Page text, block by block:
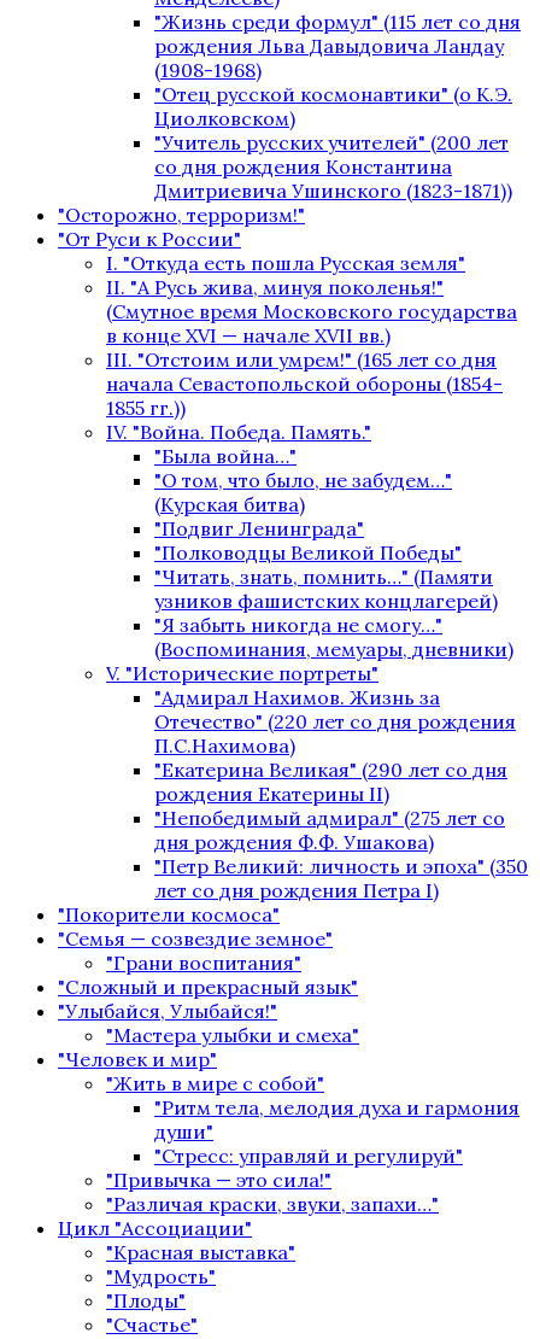
"Жизнь среди формул" (115 лет со дня
рождения Льва Давыдовича Ландау
(1908-1968)
"Отец русской космонавтики" (о К.Э.
Циолковском)
"Учитель русских учителей" (200 лет
со дня рождения Константина
Дмитриевича Ушинского (1823-1871))
"Осторожно, терроризм!"
"От Руси к России"
I. "Откуда есть пошла Русская земля"
II. "А Русь жива, минуя поколенья!"
(Смутное время Московского государства
в конце XVI — начале XVII вв.)
III. "Отстоим или умрем!" (165 лет со дня
начала Севастопольской обороны (1854-
1855 гг.))
IV. "Война. Победа. Память."
"Была война…"
"О том, что было, не забудем…"
(Курская битва)
"Подвиг Ленинграда"
"Полководцы Великой Победы"
"Читать, знать, помнить…" (Памяти
узников фашистских концлагерей)
"Я забыть никогда не смогу…"
(Воспоминания, мемуары, дневники)
V. "Исторические портреты"
"Адмирал Нахимов. Жизнь за
Отечество" (220 лет со дня рождения
П.С.Нахимова)
"Екатерина Великая" (290 лет со дня
рождения Екатерины II)
"Непобедимый адмирал" (275 лет со
дня рождения Ф.Ф. Ушакова)
"Петр Великий: личность и эпоха" (350
лет со дня рождения Петра I)
"Покорители космоса"
"Семья — созвездие земное"
"Грани воспитания"
"Сложный и прекрасный язык"
"Улыбайся, Улыбайся!"
"Мастера улыбки и смеха"
"Человек и мир"
"Жить в мире с собой"
"Ритм тела, мелодия духа и гармония
души"
"Стресс: управляй и регулируй"
"Привычка — это сила!"
"Различая краски, звуки, запахи…"
Цикл "Ассоциации"
"Красная выставка"
"Мудрость"
"Плоды"
"Счастье"